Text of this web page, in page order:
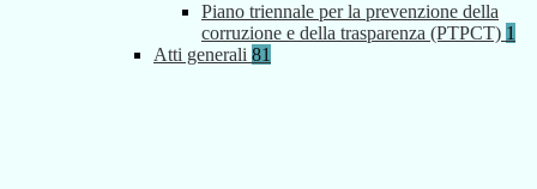
Piano triennale per la prevenzione della
corruzione e della trasparenza (PTPCT) 1
Atti generali 81